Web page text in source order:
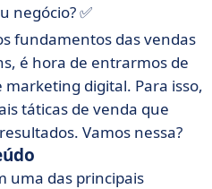
negócio? ✅
fundamentos das vendas
é hora de entrarmos de
marketing digital. Para isso,
táticas de venda que
Vamos nessa?
uma das principais